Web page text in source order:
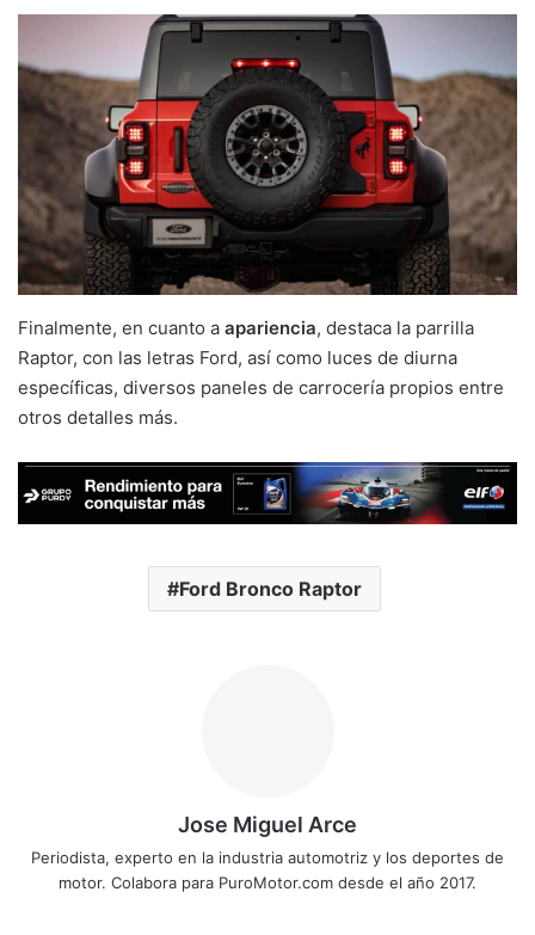
Finalmente, en cuanto a apariencia, destaca la parrilla
Raptor, con las letras Ford, así como luces de diurna
específicas, diversos paneles de carrocería propios entre
otros detalles más.
Ford Bronco Raptor
Jose Miguel Arce
Periodista, experto en la industria automotriz y los deportes de
motor. Colabora para PuroMotor.com desde el año 2017.